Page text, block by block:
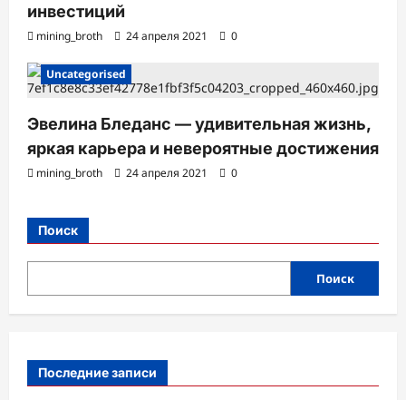
инвестиций
mining_broth 24 апреля 2021 0
Uncategorised
Эвелина Бледанс — удивительная жизнь,
яркая карьера и невероятные достижения
mining_broth 24 апреля 2021 0
Поиск
Поиск
Последние записи